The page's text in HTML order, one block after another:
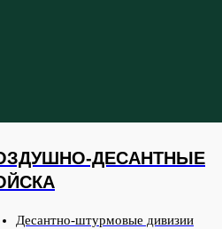
ДЕСАНТНЫЕ
Десантно-штурмовые дивизии